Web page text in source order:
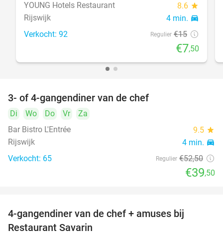
YOUNG Hotels Restaurant
8.6 star
Rijswijk 4 min. directions_car
Verkocht: 92 Regulier €15
€7,50
3- of 4-gangendiner van de chef
Di Wo Do Vr
Za
Bar Bistro L'Entrée
9.5 star
Rijswijk 4 min. directions_car
Verkocht: 65 Regulier €52,50
€39,50
4-gangendiner van de chef + amuses bij
Restaurant Savarin